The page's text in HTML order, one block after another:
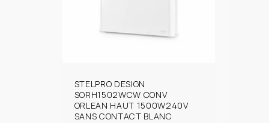
STELPRO DESIGN
SORH1502WCW CONV
ORLEAN HAUT 1500W240V
SANS CONTACT BLANC